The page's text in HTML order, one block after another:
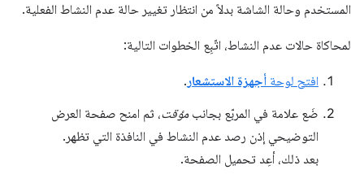
المستخدم وحالة الشاشة بدلاً من انتظار تغيير حالة عدم النشاط الفعلية.
لمحاكاة حالات عدم النشاط، اتّبِع الخطوات التالية:
افتح لوحة أجهزة الاستشعار .
ضَع علامة في المربّع بجانب مؤقت، ثم امنح صفحة العرض
التوضيحي إذن رصد عدم النشاط في النافذة التي تظهر.
بعد ذلك، أعِد تحميل الصفحة.